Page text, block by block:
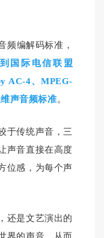
频编解码标准，
国际电信联盟
AC-4、MPEG-
声音频标准。
于传统声音，三
声音直接在高度
位感，为每个声
还是文艺演出的
界的声音，从而